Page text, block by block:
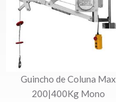
Guincho de Coluna Max
200|400Kg Mono